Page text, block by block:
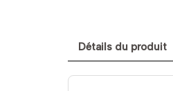
Détails du produit